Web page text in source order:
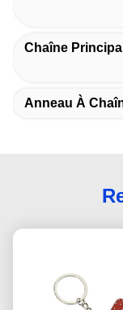
Chaîne
Anneau À